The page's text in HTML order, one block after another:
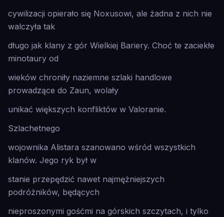
cywilizacji opierało się Noxusowi, ale żadna z nich nie
walczyła tak
długo jak klany z gór Wielkiej Bariery. Choć te zaciekłe
minotaury od
wieków chroniły naziemne szlaki handlowe
prowadzące do Zaun, wolały
unikać większych konfliktów w Valoranie.
Szlachetnego
wojownika Alistara szanowano wśród wszystkich
klanów. Jego ryk był w
stanie przepędzić nawet najmężniejszych
podróżników, będących
nieproszonymi gośćmi na górskich szczytach, i tylko